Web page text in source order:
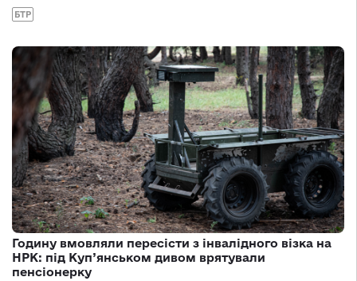
БТР
Годину вмовляли пересісти з інвалідного візка на
НРК: під Куп’янськом дивом врятували
пенсіонерку